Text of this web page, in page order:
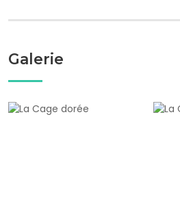
Galerie